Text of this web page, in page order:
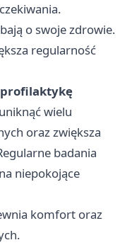
o swoje zdrowie.
regularność
profilaktykę
wielu
oraz zwiększa
badania
niepokojące
komfort oraz